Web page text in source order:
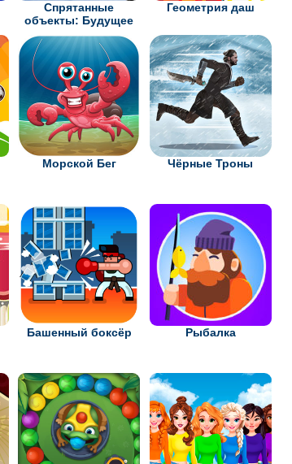
Спрятанные
объекты: Будущее
Геометрия даш
Морской Бег Чёрные Троны
Башенный боксёр Рыбалка